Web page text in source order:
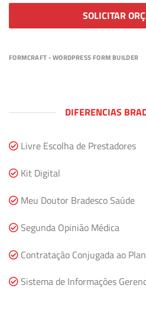
SOLICITAR
FORMCRAFT - WORDPRESS FORM BUILDER
DIFERENCIAS
Livre Escolha de Prestadores
Kit Digital
Meu Doutor Bradesco Saúde
Segunda Opinião Médica
Contratação Conjugada ao
Sistema de Informações